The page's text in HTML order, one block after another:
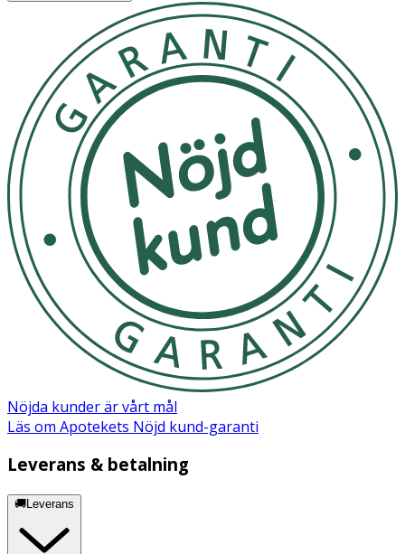
dermatologiskt testad, 98% naturliga ingredienser och
100% återvunnen flaska.
Användning
- Häll önskad mängd badskum i badkaret under rinnande
vatten.
- Undvik kontakt med ögonen.
- Förvaras oåtkomligt för barn.
Innehåll
AQUA (WATER/EAU), COCAMIDOPROPYL BETAINE,
SODIUM LAUROYL METHYL ISETHIONATE, SODIUM
CHLORIDE, PARFUM (FRAGRANCE), SODIUM BENZOATE,
GLYCERIN, POTASSIUM SORBATE, CITRIC ACID, GUAR
HYDROXYPROPYLTRIMONIUM CHLORIDE, ALLANTOIN,
PHANTHENOL, CITRUS LIMON (LEMON) FRUIT
EXTRACT, ORIGANUM VULGARE (OREGANO) EXTRACT,
Nöjda kunder är vårt mål
Läs om Apotekets Nöjd kund-garanti
Leverans & betalning
🚚Leverans